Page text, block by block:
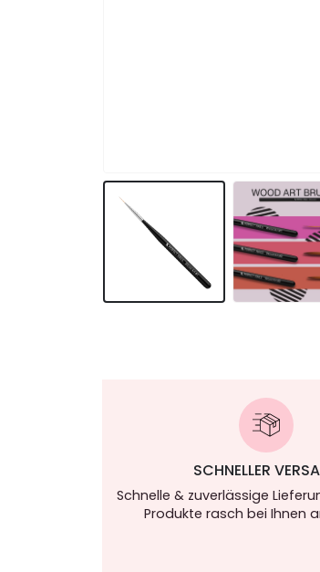
SCHNELLER
Schnelle & zuverlässige
Produkte rasch bei Ihnen